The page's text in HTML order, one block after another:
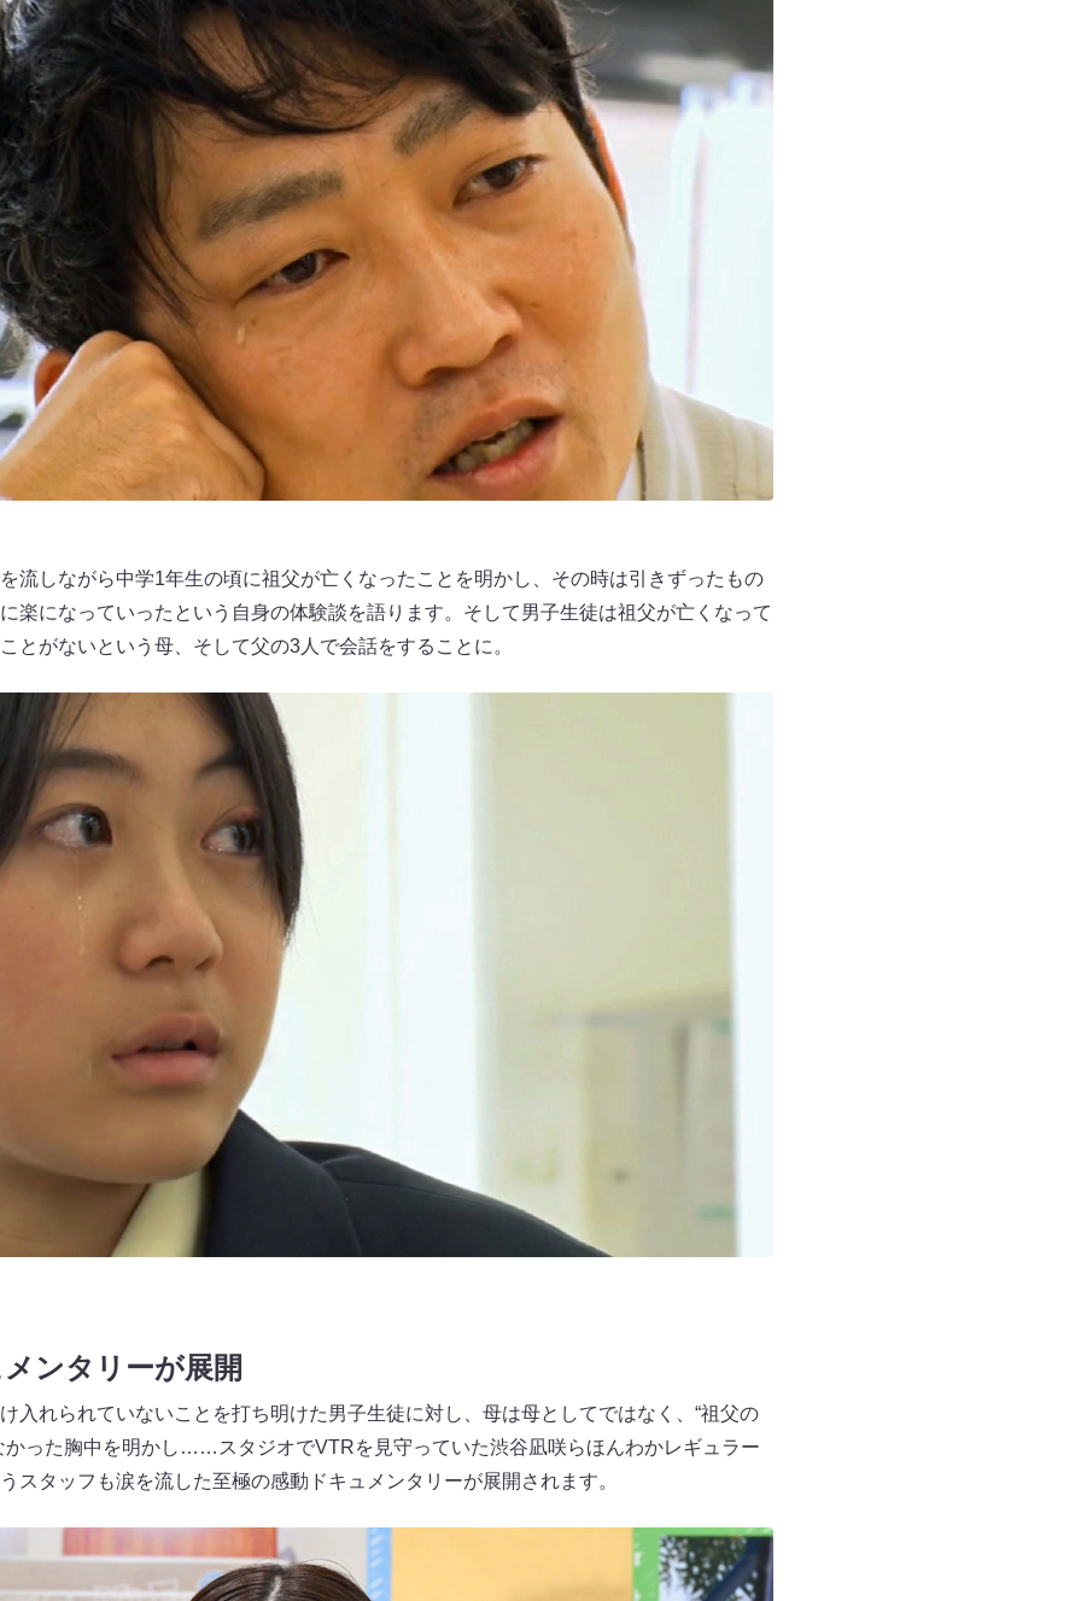
流しながら中学1年生の頃に祖父が亡くなったことを明かし、その時は引きずったもの
楽になっていったという自身の体験談を語ります。そして男子生徒は祖父が亡くなって
とがないという母、そして父の3人で会話をすることに。
ンタリーが展開
入れられていないことを打ち明けた男子生徒に対し、母は母としてではなく、“祖父の
かった胸中を明かし……スタジオでVTRを見守っていた渋谷凪咲らほんわかレギュラー
スタッフも涙を流した至極の感動ドキュメンタリーが展開されます。